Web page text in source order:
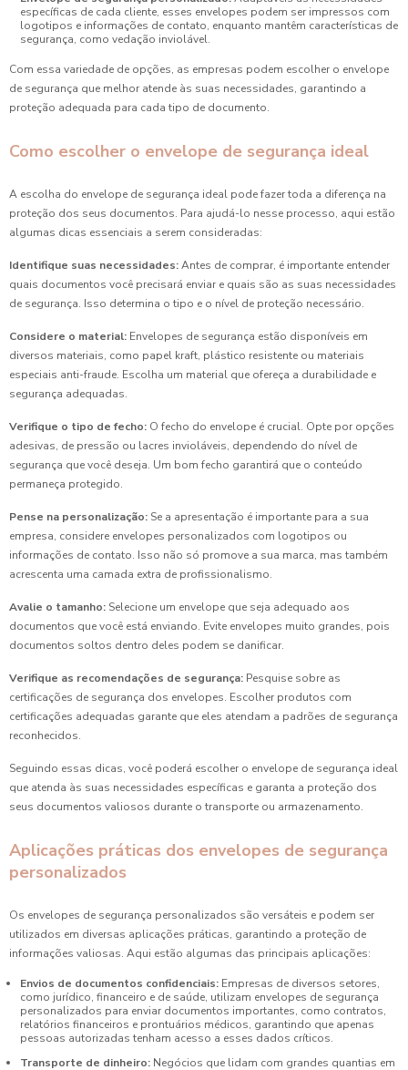
específicas de cada cliente, esses envelopes podem ser impressos com
logotipos e informações de contato, enquanto mantêm características de
segurança, como vedação inviolável.
Com essa variedade de opções, as empresas podem escolher o envelope
de segurança que melhor atende às suas necessidades, garantindo a
proteção adequada para cada tipo de documento.
Como escolher o envelope de segurança ideal
A escolha do envelope de segurança ideal pode fazer toda a diferença na
proteção dos seus documentos. Para ajudá-lo nesse processo, aqui estão
algumas dicas essenciais a serem consideradas:
Identifique suas necessidades:Antes de comprar, é importante entender
quais documentos você precisará enviar e quais são as suas necessidades
de segurança. Isso determina o tipo e o nível de proteção necessário.
Considere o material: Envelopes de segurança estão disponíveis em
diversos materiais, como papel kraft, plástico resistente ou materiais
especiais anti-fraude. Escolha um material que ofereça a durabilidade e
segurança adequadas.
Verifique o tipo de fecho: O fecho do envelope é crucial. Opte por opções
adesivas, de pressão ou lacres invioláveis, dependendo do nível de
segurança que você deseja. Um bom fecho garantirá que o conteúdo
permaneça protegido.
Pense na personalização: Se a apresentação é importante para a sua
empresa, considere envelopes personalizados com logotipos ou
informações de contato. Isso não só promove a sua marca, mas também
acrescenta uma camada extra de profissionalismo.
Avalie o tamanho: Selecione um envelope que seja adequado aos
documentos que você está enviando. Evite envelopes muito grandes, pois
documentos soltos dentro deles podem se danificar.
Verifique as recomendações de segurança: Pesquise sobre as
certificações de segurança dos envelopes. Escolher produtos com
certificações adequadas garante que eles atendam a padrões de segurança
reconhecidos.
Seguindo essas dicas, você poderá escolher o envelope de segurança ideal
que atenda às suas necessidades específicas e garanta a proteção dos
seus documentos valiosos durante o transporte ou armazenamento.
Aplicações práticas dos envelopes de segurança
personalizados
Os envelopes de segurança personalizados são versáteis e podem ser
utilizados em diversas aplicações práticas, garantindo a proteção de
informações valiosas. Aqui estão algumas das principais aplicações:
Envios de documentos confidenciais: Empresas de diversos setores,
como jurídico, financeiro e de saúde, utilizam envelopes de segurança
personalizados para enviar documentos importantes, como contratos,
relatórios financeiros e prontuários médicos, garantindo que apenas
pessoas autorizadas tenham acesso a esses dados críticos.
Transporte de dinheiro: Negócios que lidam com grandes quantias em